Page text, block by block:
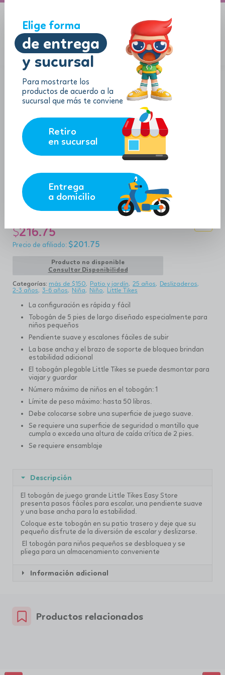
Elige forma
de entrega
y sucursal
Para mostrarte los
productos de acuerdo a la
sucursal que más te conviene
Retiro
en sucursal
Entrega
a domicilio
Resbaladera
$216.75
$201.75
Producto no disponible
Consultar Disponibilidad
Categorías: más de $150 Patio y jardín 25 años
Deslizaderos
2-3 años 3-6 años Niña Niño Little Tikes
La configuración es rápida y fácil
Tobogán de 5 pies de largo diseñado especialmente para
niños pequeños
Pendiente suave y escalones fáciles de subir
La base ancha y el brazo de soporte de bloqueo brindan
estabilidad adicional
El tobogán plegable Little Tikes se puede desmontar para
viajar y guardar
Número máximo de niños en el tobogán: 1
Límite de peso máximo: hasta 50 libras.
Debe colocarse sobre una superficie de juego suave.
Se requiere una superficie de seguridad o mantillo que
cumpla o exceda una altura de caída crítica de 2 pies.
Se requiere ensamblaje
Descripción
El tobogán de juego grande Little Tikes Easy Store
presenta pasos fáciles para escalar, una pendiente suave
y una base ancha para la estabilidad.
Coloque este tobogán en su patio trasero y deje que su
pequeño disfrute de la diversión de escalar y deslizarse.
El tobogán para niños pequeños se desbloquea y se
pliega para un almacenamiento conveniente
Información adicional
Productos relacionados